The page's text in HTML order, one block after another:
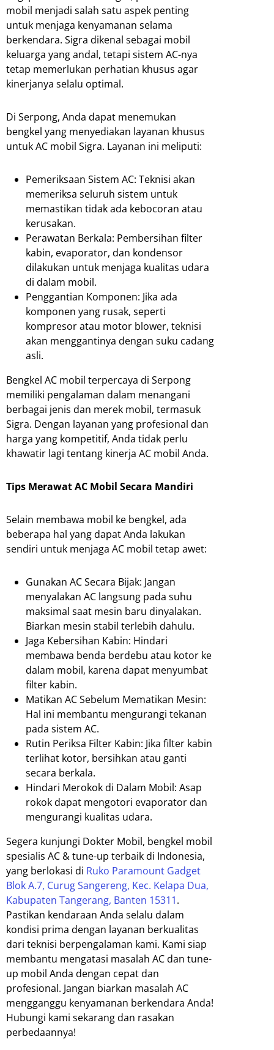
mobil menjadi salah satu aspek penting
untuk menjaga kenyamanan selama
berkendara. Sigra dikenal sebagai mobil
keluarga yang andal, tetapi sistem AC-nya
tetap memerlukan perhatian khusus agar
kinerjanya selalu optimal.
Di Serpong, Anda dapat menemukan
bengkel yang menyediakan layanan khusus
untuk AC mobil Sigra. Layanan ini meliputi:
Pemeriksaan Sistem AC: Teknisi akan
memeriksa seluruh sistem untuk
memastikan tidak ada kebocoran atau
kerusakan.
Perawatan Berkala: Pembersihan filter
kabin, evaporator, dan kondensor
dilakukan untuk menjaga kualitas udara
di dalam mobil.
Penggantian Komponen: Jika ada
komponen yang rusak, seperti
kompresor atau motor blower, teknisi
akan menggantinya dengan suku cadang
asli.
Bengkel AC mobil terpercaya di Serpong
memiliki pengalaman dalam menangani
berbagai jenis dan merek mobil, termasuk
Sigra. Dengan layanan yang profesional dan
harga yang kompetitif, Anda tidak perlu
khawatir lagi tentang kinerja AC mobil Anda.
Tips Merawat AC Mobil Secara Mandiri
Selain membawa mobil ke bengkel, ada
beberapa hal yang dapat Anda lakukan
sendiri untuk menjaga AC mobil tetap awet:
Gunakan AC Secara Bijak: Jangan
menyalakan AC langsung pada suhu
maksimal saat mesin baru dinyalakan.
Biarkan mesin stabil terlebih dahulu.
Jaga Kebersihan Kabin: Hindari
membawa benda berdebu atau kotor ke
dalam mobil, karena dapat menyumbat
filter kabin.
Matikan AC Sebelum Mematikan Mesin:
Hal ini membantu mengurangi tekanan
pada sistem AC.
Rutin Periksa Filter Kabin: Jika filter kabin
terlihat kotor, bersihkan atau ganti
secara berkala.
Hindari Merokok di Dalam Mobil: Asap
rokok dapat mengotori evaporator dan
mengurangi kualitas udara.
Segera kunjungi Dokter Mobil, bengkel mobil
spesialis AC & tune-up terbaik di Indonesia,
yang berlokasi di Ruko Paramount Gadget
Blok A.7, Curug Sangereng, Kec. Kelapa Dua,
Kabupaten Tangerang, Banten 15311.
Pastikan kendaraan Anda selalu dalam
kondisi prima dengan layanan berkualitas
dari teknisi berpengalaman kami. Kami siap
membantu mengatasi masalah AC dan tune-
up mobil Anda dengan cepat dan
profesional. Jangan biarkan masalah AC
mengganggu kenyamanan berkendara Anda!
Hubungi kami sekarang dan rasakan
perbedaannya!